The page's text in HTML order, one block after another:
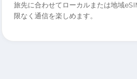
旅先に合わせてローカルまたは地域
限なく通信を楽しめます。